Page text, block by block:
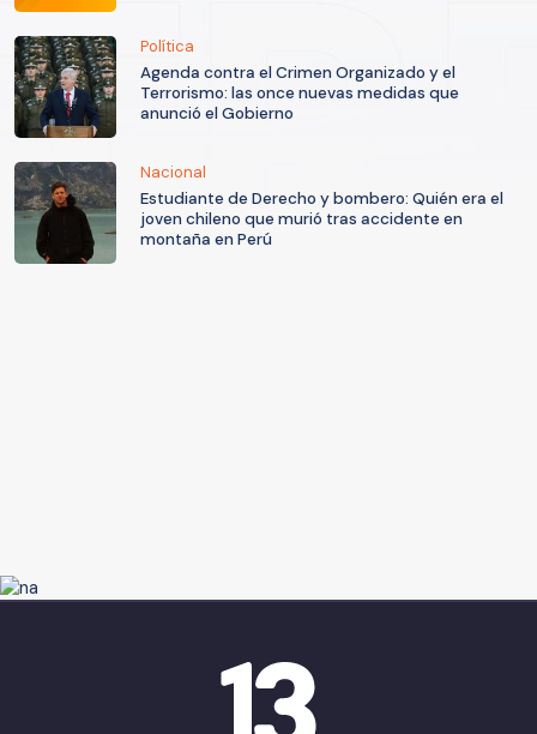
Política
Agenda contra el Crimen Organizado y el
Terrorismo: las once nuevas medidas que
anunció el Gobierno
Nacional
Estudiante de Derecho y bombero: Quién era el
joven chileno que murió tras accidente en
montaña en Perú